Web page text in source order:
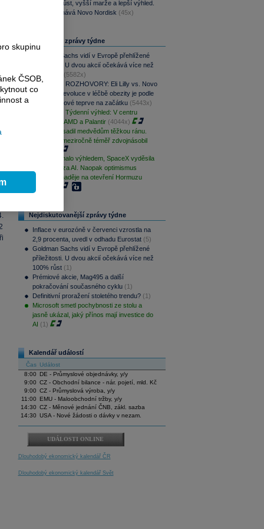
Rychlejší růst, vyšší marže a lepší výhled.
Lilly překonává Novo Nordisk (45x)
Nejčtenější zprávy týdne
Goldman Sachs vidí v Evropě přehlížené
příležitosti. U dvou akcií očekává více než
100% růst
(5582x)
PODCAST ROZHOVORY: Eli Lilly vs. Novo
Nordisk. Revoluce v léčbě obezity je podle
MUDr. Kunové teprve na začátku (5443x)
PODCAST Týdenní výhled: V centru
pozornosti AMD a Palantir (4044x)
Palantir zasadil medvědům těžkou ránu.
Své tržby meziročně téměř zdvojnásobil
AMD zklamalo výhledem, SpaceX vyděsila
cenovkou za AI. Naopak optimismus
podporují naděje na otevření Hormuzu
Nejdiskutovanější zprávy týdne
Inflace v eurozóně v červenci vzrostla na
2,9 procenta, uvedl v odhadu Eurostat (5)
Goldman Sachs vidí v Evropě přehlížené
příležitosti. U dvou akcií očekává více než
100% růst (1)
Prémiové akcie, Mag495 a další
pokračování současného cyklu (1)
Definitivní proražení stoletého trendu? (1)
Microsoft smetl pochybnosti ze stolu a
jasně ukázal, jaký přínos mají investice do
AI (1)
Kalendář událostí
Čas Událost
8:00
DE - Průmyslové objednávky, y/y
9:00 CZ - Obchodní bilance - nár. pojetí, mld. Kč
9:00 CZ - Průmyslová výroba, y/y
11:00
EMU - Maloobchodní tržby, y/y
14:30 CZ - Měnové jednání ČNB, zákl. sazba
14:30 USA - Nové žádosti o dávky v nezam.
UDÁLOSTI ONLINE
Dlouhodobý ekonomický kalendář ČR
Dlouhodobý ekonomický kalendář Svět
skupinu
ČSOB,
co
a